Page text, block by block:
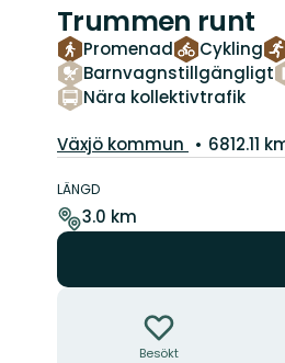
Trummen runt
Promenad Cykling
Barnvagnstillgängligt
Nära kollektivtrafik
Guide:
Växjö kommun 6812.11
om
leden
LÄNGD
3.0 km
Besökt